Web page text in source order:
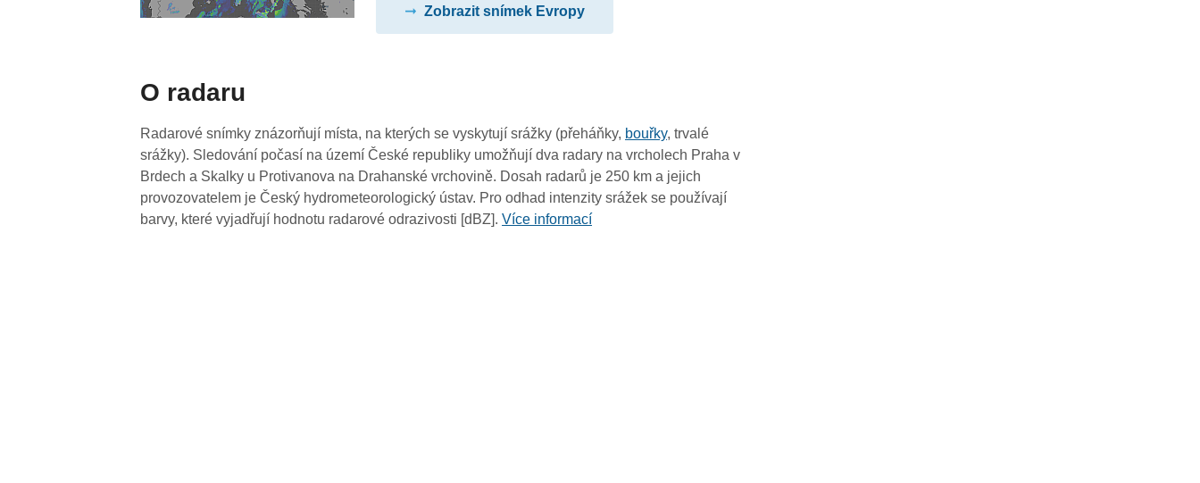
19:35
19:25
19:15
19:05
Zobrazit snímek Evropy
O radaru
Radarové snímky znázorňují místa, na kterých se vyskytují srážky (přeháňky, bouřky, trvalé
srážky). Sledování počasí na území České republiky umožňují dva radary na vrcholech Praha v
Brdech a Skalky u Protivanova na Drahanské vrchovině. Dosah radarů je 250 km a jejich
provozovatelem je Český hydrometeorologický ústav. Pro odhad intenzity srážek se používají
barvy, které vyjadřují hodnotu radarové odrazivosti [dBZ].Více informací